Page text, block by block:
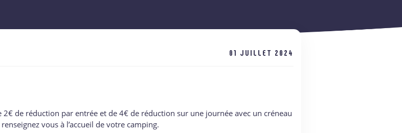
01 JUILLET 2024
2€ de réduction par entrée et de 4€ de réduction sur une journée avec un créneau
vous à l’accueil de votre camping.